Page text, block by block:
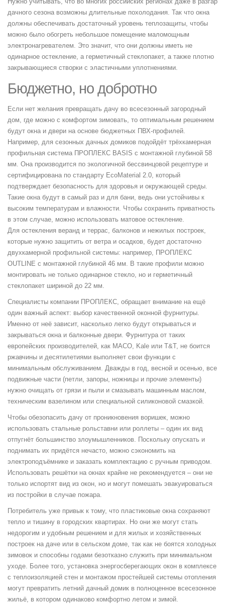
дачного сезона возможны длительные похолодания. Так что окна
должны обеспечивать достаточный уровень теплозащиты, чтобы
можно было обогреть небольшое помещение маломощным
электронагревателем. Это значит, что они должны иметь не
одинарное остекление, а герметичный стеклопакет, а также плотно
закрывающиеся створки с эластичными уплотнениями.
Бюджетно, но добротно
Если нет желания превращать дачу во всесезонный загородный
дом, где можно с комфортом зимовать, то оптимальным решением
будут окна и двери на основе бюджетных ПВХ-профилей.
Например, для сезонных дачных домиков подойдёт трёхкамерная
профильная система ПРОПЛЕКС BASIS с монтажной глубиной 58
мм. Она производится по экологичной бессвинцовой рецептуре и
сертифицирована по стандарту EcoMaterial 2.0, который
подтверждает безопасность для здоровья и окружающей среды.
Такие окна будут в самый раз и для бани, ведь они устойчивы к
высоким температурам и влажности. Чтобы сохранить приватность
в этом случае, можно использовать матовое остекление.
Для остекления веранд и террас, балконов и нежилых построек,
которые нужно защитить от ветра и осадков, будет достаточно
двухкамерной профильной системы: например, ПРОПЛЕКС
OUTLINE с монтажной глубиной 46 мм. В такие профили можно
монтировать не только одинарное стекло, но и герметичный
стеклопакет шириной до 22 мм.
Специалисты компании ПРОПЛЕКС, обращает внимание на ещё
один важный аспект: выбор качественной оконной фурнитуры.
Именно от неё зависит, насколько легко будут открываться и
закрываться окна и балконные двери. Фурнитура от таких
европейских производителей, как MACO, Kale или T&T, не боится
ржавчины и десятилетиями выполняет свои функции с
минимальным обслуживанием. Дважды в год, весной и осенью, все
подвижные части (петли, запоры, ножницы и прочие элементы)
нужно очищать от грязи и пыли и смазывать машинным маслом,
техническим вазелином или специальной силиконовой смазкой.
Чтобы обезопасить дачу от проникновения воришек, можно
использовать стальные рольставни или роллеты – один их вид
отпугнёт большинство злоумышленников. Поскольку опускать и
поднимать их придётся нечасто, можно сэкономить на
электроподъёмнике и заказать комплектацию с ручным приводом.
Использовать решётки на окнах крайне не рекомендуется – они не
только испортят вид из окон, но и могут помешать эвакуироваться
из постройки в случае пожара.
Потребитель уже привык к тому, что пластиковые окна сохраняют
тепло и тишину в городских квартирах. Но они же могут стать
недорогим и удобным решением и для жилых и хозяйственных
построек на даче или в сельском доме, так как не боятся холодных
зимовок и способны годами безотказно служить при минимальном
уходе. Более того, установка энергосберегающих окон в комплексе
с теплоизоляцией стен и монтажом простейшей системы отопления
могут превратить летний дачный домик в полноценное всесезонное
жильё, в котором одинаково комфортно летом и зимой.